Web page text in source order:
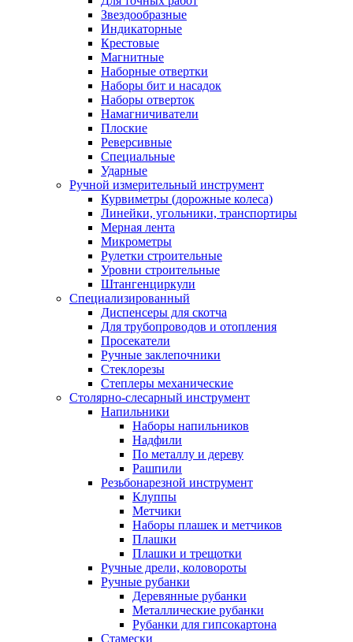
Звездообразные
Индикаторные
Крестовые
Магнитные
Наборные отвертки
Наборы бит и насадок
Наборы отверток
Намагничиватели
Плоские
Реверсивные
Специальные
Ударные
Ручной измерительный инструмент
Курвиметры (дорожные колеса)
Линейки, угольники, транспортиры
Мерная лента
Микрометры
Рулетки строительные
Уровни строительные
Штангенциркули
Специализированный
Диспенсеры для скотча
Для трубопроводов и отопления
Просекатели
Ручные заклепочники
Стеклорезы
Степлеры механические
Столярно-слесарный инструмент
Напильники
Наборы напильников
Надфили
По металлу и дереву
Рашпили
Резьбонарезной инструмент
Клуппы
Метчики
Наборы плашек и метчиков
Плашки
Плашки и трещотки
Ручные дрели, коловороты
Ручные рубанки
Деревянные рубанки
Металлические рубанки
Рубанки для гипсокартона
Стамески